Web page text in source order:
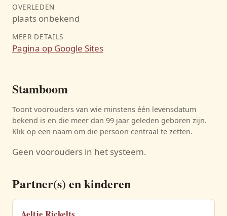
OVERLEDEN
plaats onbekend
MEER DETAILS
Pagina op Google Sites
Stamboom
Toont voorouders van wie minstens één levensdatum
bekend is en die meer dan 99 jaar geleden geboren zijn.
Klik op een naam om die persoon centraal te zetten.
Geen voorouders in het systeem.
Partner(s) en kinderen